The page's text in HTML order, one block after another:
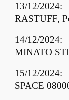
13/12/2024:
RASTUFF,
14/12/2024:
MINATO
15/12/2024:
SPACE